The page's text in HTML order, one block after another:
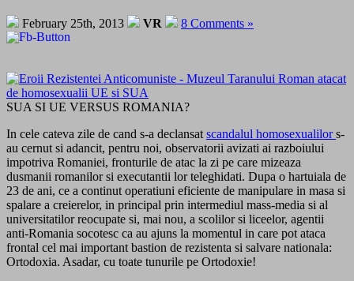
February 25th, 2013 VR 8 Comments »
SUA SI UE VERSUS ROMANIA?
In cele cateva zile de cand s-a declansat scandalul homosexualilors-
au cernut si adancit, pentru noi, observatorii avizati ai razboiului
impotriva Romaniei, fronturile de atac la zi pe care mizeaza
dusmanii romanilor si executantii lor teleghidati. Dupa o hartuiala de
23 de ani, ce a continut operatiuni eficiente de manipulare in masa si
spalare a creierelor, in principal prin intermediul mass-media si al
universitatilor reocupate si, mai nou, a scolilor si liceelor, agentii
anti-Romania socotesc ca au ajuns la momentul in care pot ataca
frontal cel mai important bastion de rezistenta si salvare nationala:
Ortodoxia. Asadar, cu toate tunurile pe Ortodoxie!